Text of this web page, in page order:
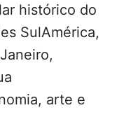
histórico do
SulAmérica,
arte e